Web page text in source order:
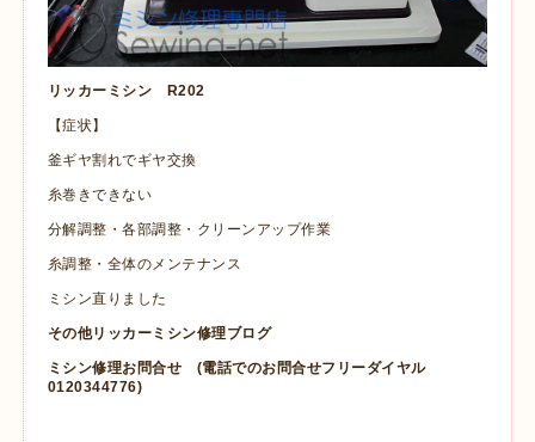
リッカーミシン R202
【症状】
釜ギヤ割れでギヤ交換
糸巻きできない
分解調整・各部調整・クリーンアップ作業
糸調整・全体のメンテナンス
ミシン直りました
その他リッカーミシン修理ブログ
ミシン修理お問合せ
(電話でのお問合せフリーダイヤル
0120344776)